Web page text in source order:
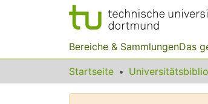
Bereiche & SammlungenDas
Startseite